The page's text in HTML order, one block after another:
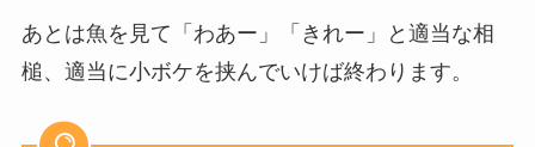
あとは魚を見て「わあー」「きれー」と適当な相
槌、適当に小ボケを挟んでいけば終わります。